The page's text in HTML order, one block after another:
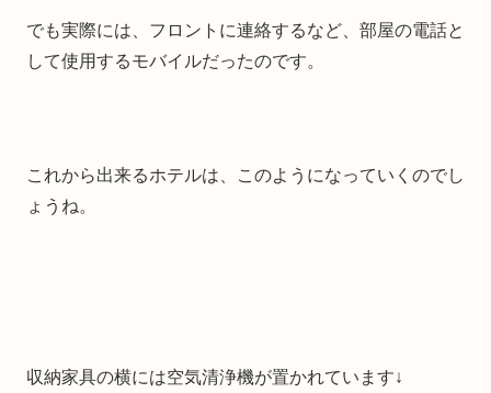
でも実際には、フロントに連絡するなど、部屋の電話と
して使用するモバイルだったのです。
これから出来るホテルは、このようになっていくのでし
ょうね。
収納家具の横には空気清浄機が置かれています↓